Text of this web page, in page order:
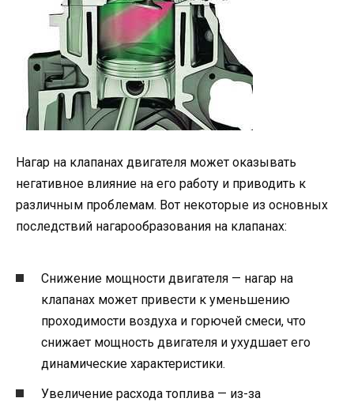
Нагар на клапанах двигателя может оказывать
негативное влияние на его работу и приводить к
различным проблемам. Вот некоторые из основных
последствий нагарообразования на клапанах:
Снижение мощности двигателя — нагар на
клапанах может привести к уменьшению
проходимости воздуха и горючей смеси, что
снижает мощность двигателя и ухудшает его
динамические характеристики.
Увеличение расхода топлива — из-за